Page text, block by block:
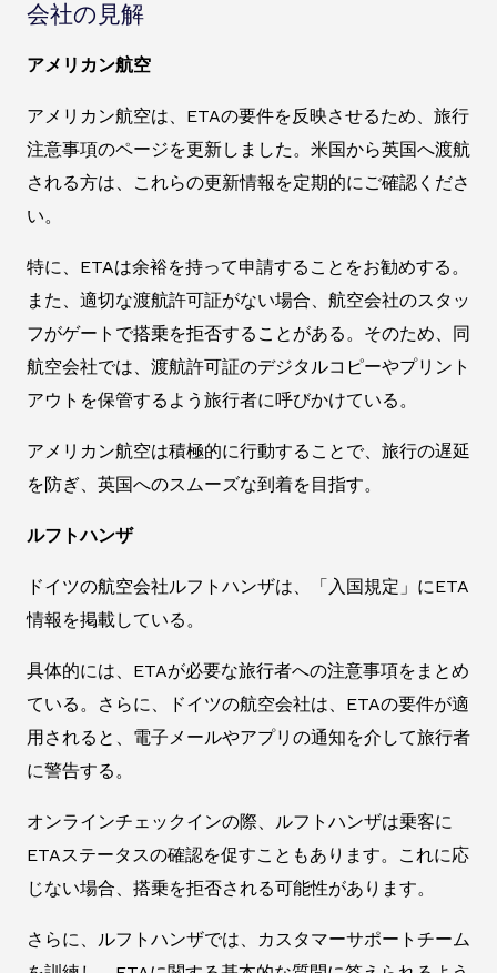
会社の見解
アメリカン航空
アメリカン航空は、ETAの要件を反映させるため、旅行
注意事項のページを更新しました。米国から英国へ渡航
される方は、これらの更新情報を定期的にご確認くださ
い。
特に、ETAは余裕を持って申請することをお勧めする。
また、適切な渡航許可証がない場合、航空会社のスタッ
フがゲートで搭乗を拒否することがある。そのため、同
航空会社では、渡航許可証のデジタルコピーやプリント
アウトを保管するよう旅行者に呼びかけている。
アメリカン航空は積極的に行動することで、旅行の遅延
を防ぎ、英国へのスムーズな到着を目指す。
ルフトハンザ
ドイツの航空会社ルフトハンザは、「入国規定」にETA
情報を掲載している。
具体的には、ETAが必要な旅行者への注意事項をまとめ
ている。さらに、ドイツの航空会社は、ETAの要件が適
用されると、電子メールやアプリの通知を介して旅行者
に警告する。
オンラインチェックインの際、ルフトハンザは乗客に
ETAステータスの確認を促すこともあります。これに応
じない場合、搭乗を拒否される可能性があります。
さらに、ルフトハンザでは、カスタマーサポートチーム